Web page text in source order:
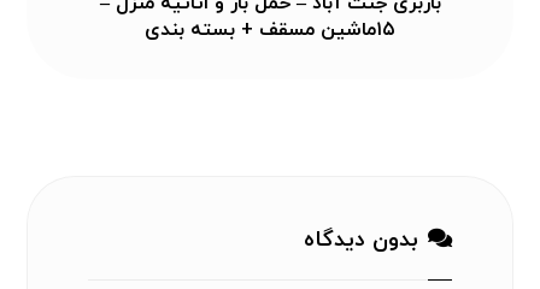
۱۵ماشین مسقف + بسته بندی
بدون دیدگاه